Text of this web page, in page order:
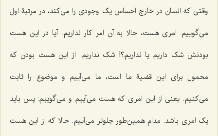
وقتى که انسان در خارج احساس یک وجودى را مى‌کند، در مرتبۀ اول
مى‌گوییم: امرى هست، حالا به آن امر کار نداریم. آیا در این هست
بودنش شک داریم یا نداریم؟! شک نداریم. از این هست بودن که
محمول براى این قضیۀ ما است، ما مى‌آییم و موضوع را ثابت
مى‌کنیم. یعنى از این امرى که هست مى‌آییم و مى‌گوییم: پس باید
یک امرى باشد. مدام همین‌طور جلوتر مى‌آییم. حالا که از این هست